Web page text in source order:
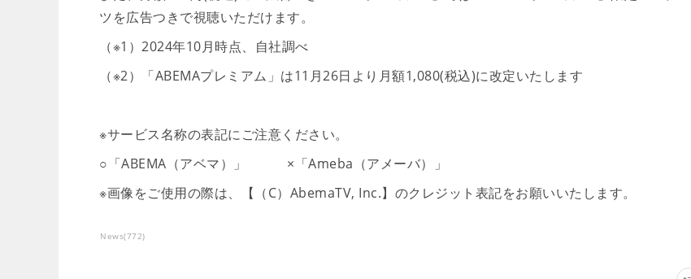
ツを広告つきで視聴いただけます。
（※1）2024年10月時点、自社調べ
（※2）「ABEMAプレミアム」は11月26日より月額1,080(税込)に改定いたします
※サービス名称の表記にご注意ください。
○「ABEMA（アベマ）」 ×「Ameba（アメーバ）」
※画像をご使用の際は、【（C）AbemaTV, Inc.】のクレジット表記をお願いいたします。
News(772)